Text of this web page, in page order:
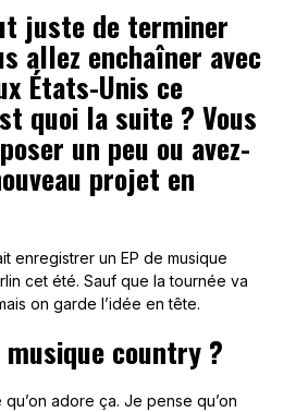
juste de terminer
allez enchaîner avec
États-Unis ce
quoi la suite ? Vous
un peu ou avez-
projet en
enregistrer un EP de musique
cet été. Sauf que la tournée va
on garde l’idée en tête.
country ?
adore ça. Je pense qu’on